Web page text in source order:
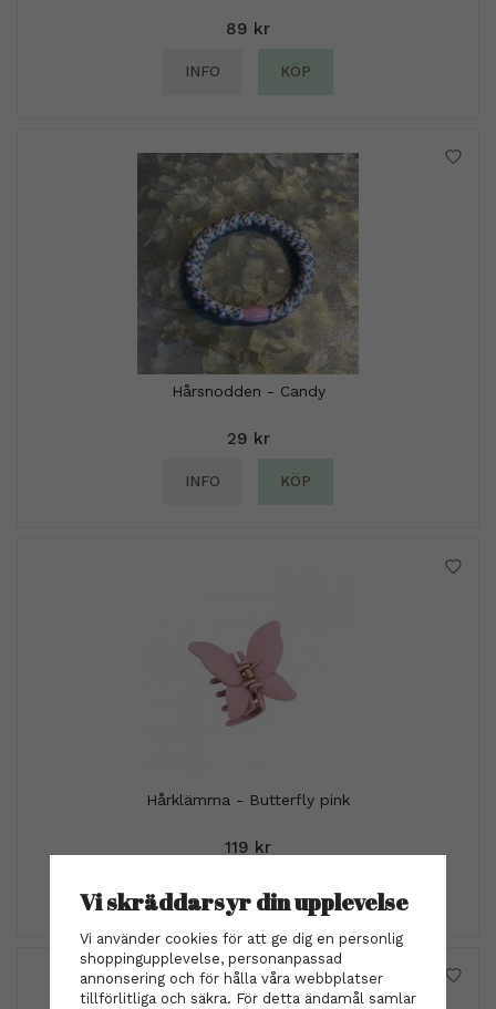
89 kr
INFO KÖP
Hårsnodden - Candy
29 kr
INFO KÖP
Hårklämma - Butterfly pink
119 kr
INFO
Vi skräddarsyr din upplevelse
Vi använder cookies för att ge dig en personlig
shoppingupplevelse, personanpassad
annonsering och för hålla våra webbplatser
tillförlitliga och säkra. För detta ändamål samlar